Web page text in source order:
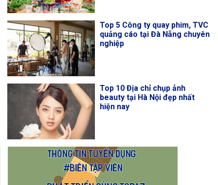
Top 5 Công ty quay phim, TVC
quảng cáo tại Đà Nẵng chuyên
nghiệp
Top 10 Địa chỉ chụp ảnh
beauty tại Hà Nội đẹp nhất
hiện nay